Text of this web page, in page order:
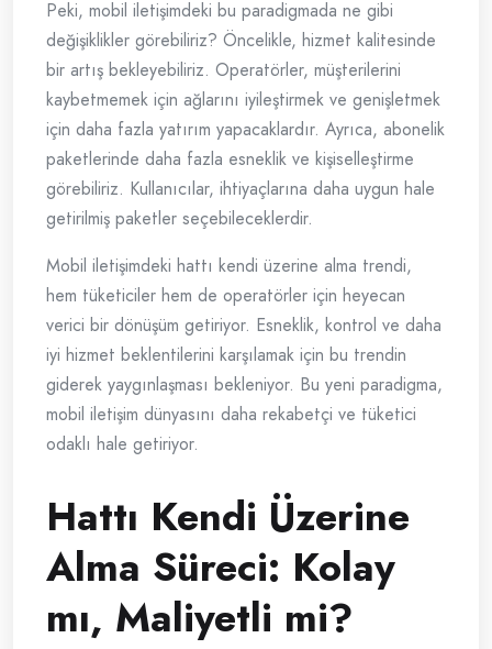
Peki, mobil iletişimdeki bu paradigmada ne gibi
değişiklikler görebiliriz? Öncelikle, hizmet kalitesinde
bir artış bekleyebiliriz. Operatörler, müşterilerini
kaybetmemek için ağlarını iyileştirmek ve genişletmek
için daha fazla yatırım yapacaklardır. Ayrıca, abonelik
paketlerinde daha fazla esneklik ve kişiselleştirme
görebiliriz. Kullanıcılar, ihtiyaçlarına daha uygun hale
getirilmiş paketler seçebileceklerdir.
Mobil iletişimdeki hattı kendi üzerine alma trendi,
hem tüketiciler hem de operatörler için heyecan
verici bir dönüşüm getiriyor. Esneklik, kontrol ve daha
iyi hizmet beklentilerini karşılamak için bu trendin
giderek yaygınlaşması bekleniyor. Bu yeni paradigma,
mobil iletişim dünyasını daha rekabetçi ve tüketici
odaklı hale getiriyor.
Hattı Kendi Üzerine
Alma Süreci: Kolay
mı, Maliyetli mi?